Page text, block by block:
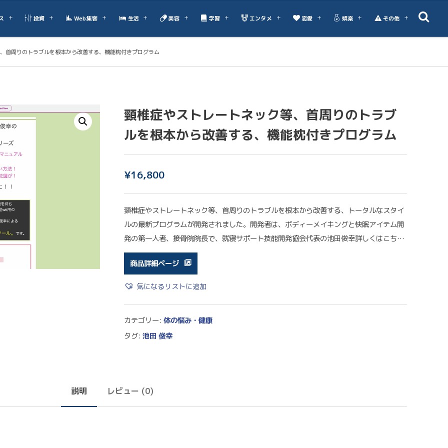
投資 Web集客 生活 美容 学習 エンタメ 恋愛 娯楽 その他
首周りのトラブルを根本から改善する、機能枕付きプログラム
頸椎症やストレートネック等、首周りのトラブ
ルを根本から改善する、機能枕付きプログラム
¥16,800
頸椎症やストレートネック等、首周りのトラブルを根本から改善する、トータルなスタイ
ルの最新プログラムが開発されました。開発者は、ボディーメイキングと快眠アイテム開
発の第一人者、接骨院院長で、就寝サポート技能開発協会代表の池田俊幸詳しくはこち…
商品詳細ページ
気になるリストに追加
カテゴリー: 体の悩み・健康
タグ: 池田 俊幸
説明 レビュー (0)